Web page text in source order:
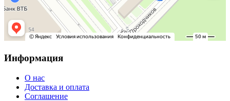
Информация
О нас
Доставка и оплата
Соглашение